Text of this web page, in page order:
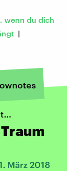
wenn du dich
|
März 2018